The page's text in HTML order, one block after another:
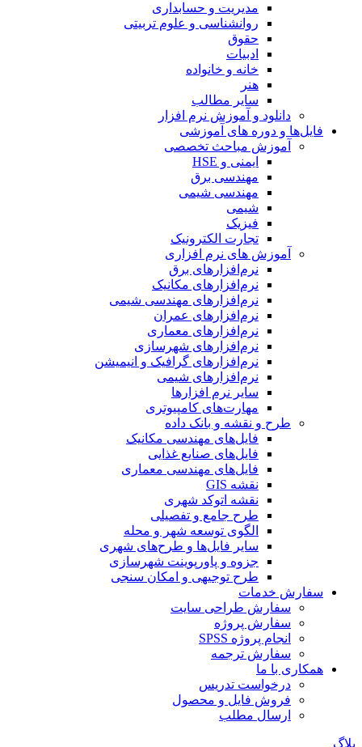
مدیریت و حسابداری
روانشناسی و علوم تربیتی
حقوق
ادبیات
خانه و خانواده
هنر
سایر مطالب
دانلود و آموزش نرم افزار
فایل‌ها و دوره های آموزشی
آموزش مباحث تخصصی
ایمنی و HSE
مهندسی برق
مهندسی شیمی
شیمی
فیزیک
تجارت الکترونیک
آموزش های نرم افزاری
نرم‌افزارهای برق
نرم‌افزارهای مکانیک
نرم‌افزارهای مهندسی شیمی
نرم‌افزارهای عمران
نرم‌افزارهای معماری
نرم‌افزارهای شهرسازی
نرم‌افزارهای گرافیک و انیمیشن
نرم‌افزارهای شیمی
سایر نرم افزارها
مهارت‌های کامپیوتری
طرح و نقشه و بانک داده
فایل‌های مهندسی مکانیک
فایل‌های صنایع غذایی
فایل‌های مهندسی معماری
نقشه GIS
نقشه اتوکد شهری
طرح جامع و تفصیلی
الگوی توسعه شهر و محله
سایر فایل‌ها و طرح‌های شهری
جزوه و پاورپوینت شهرسازی
طرح توجیهی و امکان سنجی
سفارش خدمات
سفارش طراحی سایت
سفارش پروژه
انجام پروژه SPSS
سفارش ترجمه
همکاری با ما
درخواست تدریس
فروش فایل و محصول
ارسال مطلب